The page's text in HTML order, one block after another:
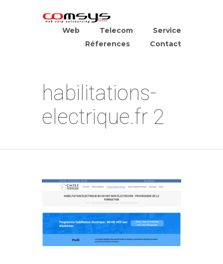
Web Telecom
Service
Réferences
Contact
habilitations-
electrique.fr 2